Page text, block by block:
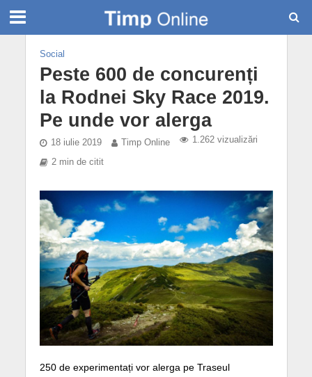
Social
Peste 600 de concurenți
la Rodnei Sky Race 2019.
Pe unde vor alerga
18 iulie 2019 Timp Online 1.262 vizualizări
2 min de citit
250 de experimentați vor alerga pe Traseul